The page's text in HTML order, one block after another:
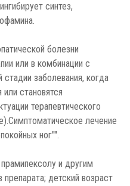
синтез,
болезни
или в комбинации с
заболевания, когда
становятся
терапевтического
лечение
ног"".
и другим
детский возраст